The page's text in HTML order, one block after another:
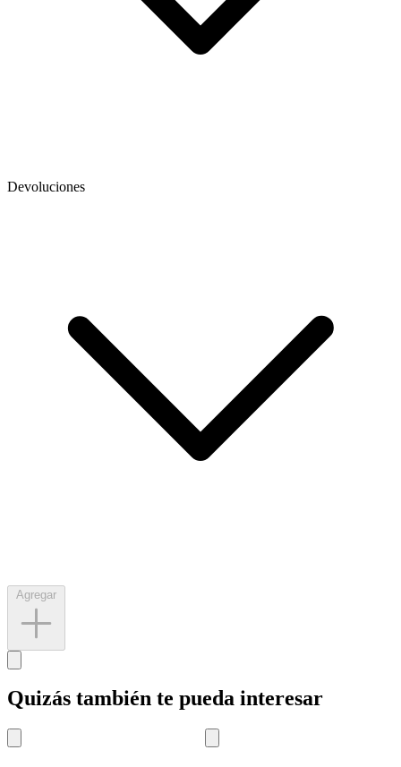
Devoluciones
Quizás también te pueda interesar